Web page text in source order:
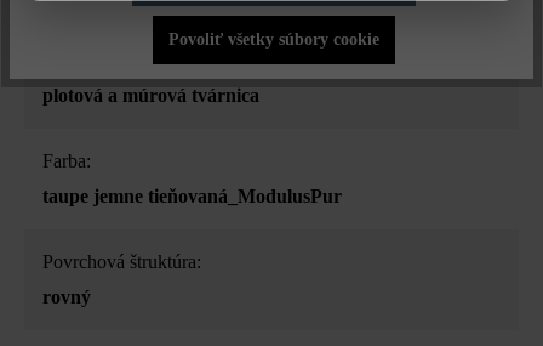
Druh produktu:
plotová a múrová tvárnica
Farba:
taupe jemne tieňovaná_ModulusPur
Povrchová štruktúra:
rovný
Povoliť všetky súbory cookie